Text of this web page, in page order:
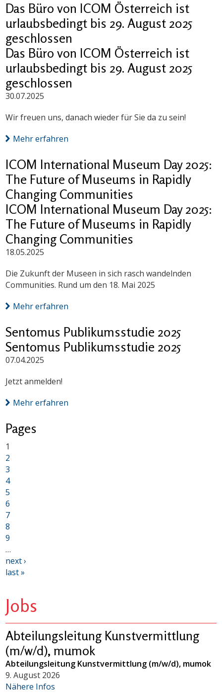
Das Büro von ICOM Österreich ist
urlaubsbedingt bis 29. August 2025
geschlossen
Das Büro von ICOM Österreich ist
urlaubsbedingt bis 29. August 2025
geschlossen
30.07.2025
Wir freuen uns, danach wieder für Sie da zu sein!
Mehr erfahren
ICOM International Museum Day 2025:
The Future of Museums in Rapidly
Changing Communities
ICOM International Museum Day 2025:
The Future of Museums in Rapidly
Changing Communities
18.05.2025
Die Zukunft der Museen in sich rasch wandelnden
Communities. Rund um den 18. Mai 2025
Mehr erfahren
Sentomus Publikumsstudie 2025
Sentomus Publikumsstudie 2025
07.04.2025
Jetzt anmelden!
Mehr erfahren
Pages
1
2
3
4
5
6
7
8
9
…
next ›
last »
Jobs
Abteilungsleitung Kunstvermittlung
(m/w/d), mumok
Abteilungsleitung Kunstvermittlung (m/w/d), mumok
9. August 2026
Nähere Infos